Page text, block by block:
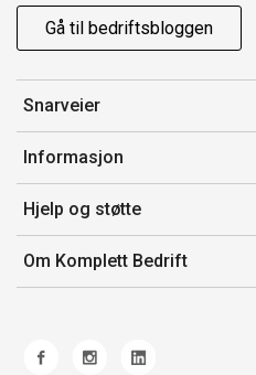
Gå til bedriftsbloggen
Snarveier
Min side
Ordreoversikt
Mine produkter
Informasjon
Salgsbetingelser
Avtalevilkår for Komplett Bedrift
Produsenter
Hjelp og støtte
Kontakt oss
Retur
Ofte stilte spørsmål
Om Komplett Bedrift